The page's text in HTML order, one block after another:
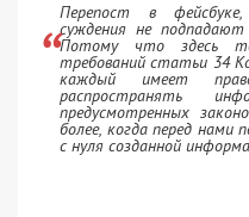
Перепост в
суждения не
Потому что здесь
требований статьи 34
каждый имеет
распространять
предусмотренных
более, когда перед нами
с нуля созданной